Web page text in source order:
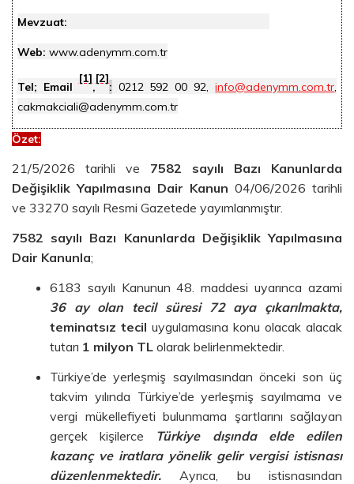
Mevzuat:
Web: www.adenymm.com.tr
Tel; Email
[1]
,
[2]
: 0212 592 00 92,info@adenymm.com.tr,
cakmakciali@adenymm.com.tr
Özet:
21/5/2026 tarihli ve 7582 sayılı Bazı Kanunlarda
Değişiklik Yapılmasına Dair Kanun 04/06/2026 tarihli
ve 33270 sayılı Resmi Gazetede yayımlanmıştır.
7582 sayılı Bazı Kanunlarda Değişiklik Yapılmasına
Dair Kanunla;
6183 sayılı Kanunun 48. maddesi uyarınca azami
36 ay olan tecil süresi 72 aya çıkarılmakta,
teminatsız tecil uygulamasına konu olacak alacak
tutarı 1 milyon TL olarak belirlenmektedir.
Türkiye’de yerleşmiş sayılmasından önceki son üç
takvim yılında Türkiye’de yerleşmiş sayılmama ve
vergi mükellefiyeti bulunmama şartlarını sağlayan
gerçek kişilerce Türkiye dışında elde edilen
kazanç ve iratlara yönelik gelir vergisi istisnası
düzenlenmektedir. Ayrıca, bu istisnasından